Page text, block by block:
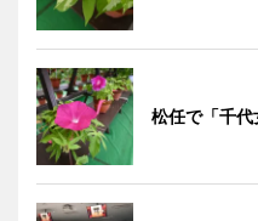
松任で「千代